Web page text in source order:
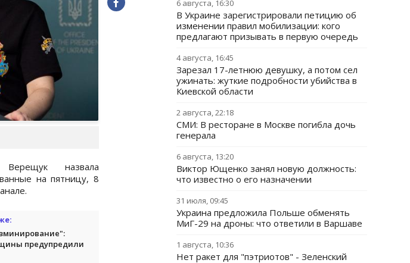
Верещук назвала
на пятницу, 8
предупредили
6 августа, 16:30
В Украине зарегистрировали петицию об
изменении правил мобилизации: кого
предлагают призывать в первую очередь
4 августа, 16:45
Зарезал 17-летнюю девушку, а потом сел
ужинать: жуткие подробности убийства в
Киевской области
2 августа, 22:18
СМИ: В ресторане в Москве погибла дочь
генерала
6 августа, 13:20
Виктор Ющенко занял новую должность:
что известно о его назначении
31 июля, 09:45
Украина предложила Польше обменять
МиГ-29 на дроны: что ответили в Варшаве
1 августа, 10:36
Нет ракет для "пэтриотов" - Зеленский